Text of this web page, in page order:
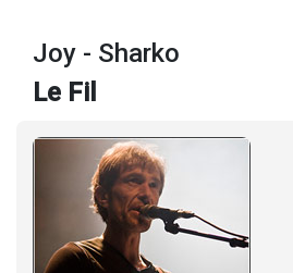
Joy - Sharko
Le Fil